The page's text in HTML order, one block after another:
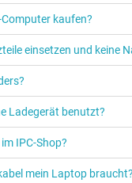
kaufen?
einsetzen und keine
Ladegerät benutzt?
IPC-Shop?
mein Laptop braucht?